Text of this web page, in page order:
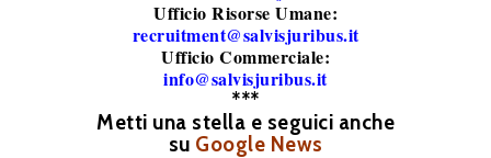
Ufficio Risorse Umane:
recruitment@salvisjuribus.it
Ufficio Commerciale:
info@salvisjuribus.it
***
Metti una stella e seguici anche
su Google News